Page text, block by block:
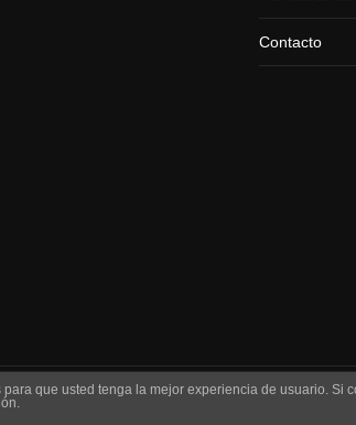
Contacto
los derechos reservados
para que usted tenga la mejor experiencia de usuario.